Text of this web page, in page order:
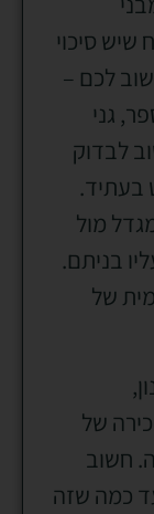
סיכוי
לכם –
גני
לבדוק
בעתיד.
מול
בניתם.
של
של
חשוב
כמה שזה